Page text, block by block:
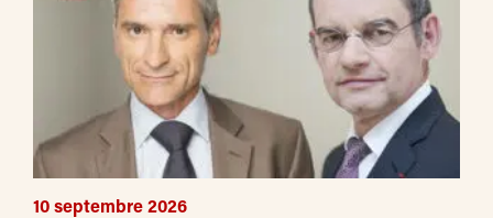
10 septembre 2026